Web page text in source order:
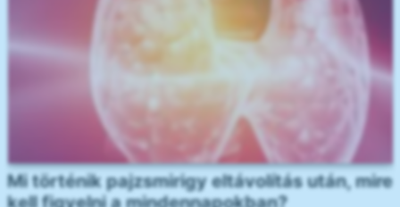
Mi történik pajzsmirigy eltávolítás után, mire